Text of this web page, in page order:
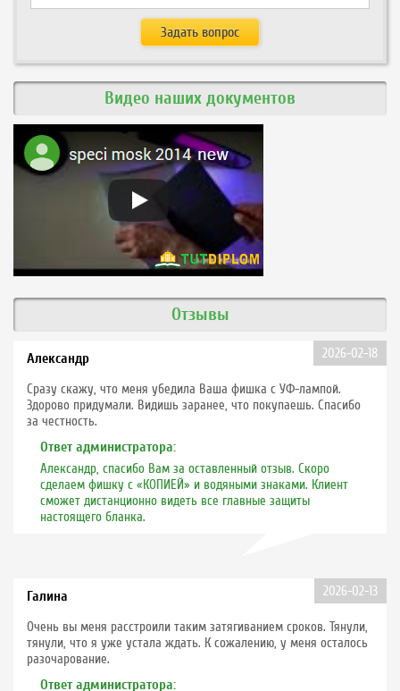
Видео наших документов
Отзывы
Александр 2026-02-18
Сразу скажу, что меня убедила Ваша фишка с УФ-лампой.
Здорово придумали. Видишь заранее, что покупаешь. Спасибо
за честность.
Ответ администратора:
Александр, спасибо Вам за оставленный отзыв. Скоро
сделаем фишку с «КОПИЕЙ» и водяными знаками. Клиент
сможет дистанционно видеть все главные защиты
настоящего бланка.
Галина 2026-02-13
Очень вы меня расстроили таким затягиванием сроков. Тянули,
тянули, что я уже устала ждать. К сожалению, у меня осталось
разочарование.
Ответ администратора: